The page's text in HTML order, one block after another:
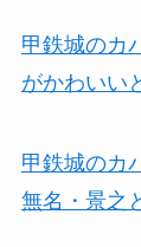
甲鉄城のカ
がかわいい
甲鉄城のカ
無名・景之